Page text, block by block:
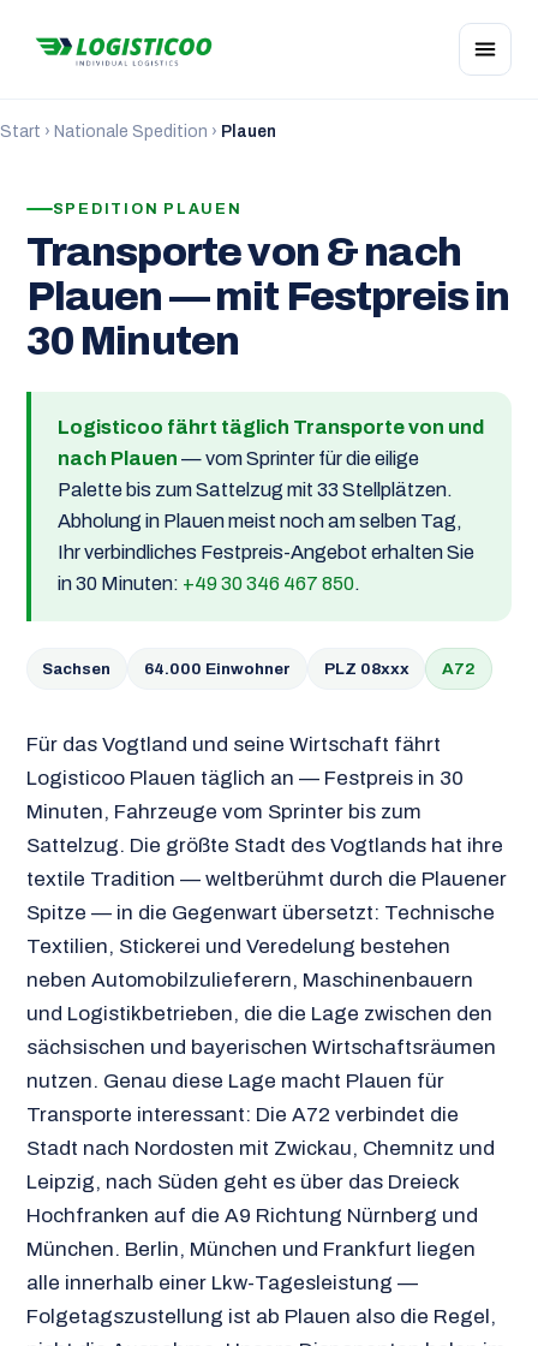
Start › Nationale Spedition › Plauen
SPEDITION PLAUEN
Transporte von & nach
Plauen — mit Festpreis in
30 Minuten
Logisticoo fährt täglich Transporte von und
nach Plauen — vom Sprinter für die eilige
Palette bis zum Sattelzug mit 33 Stellplätzen.
Abholung in Plauen meist noch am selben Tag,
Ihr verbindliches Festpreis-Angebot erhalten Sie
in 30 Minuten: +49 30 346 467 850.
Sachsen 64.000 Einwohner PLZ 08xxx A72
Für das Vogtland und seine Wirtschaft fährt
Logisticoo Plauen täglich an — Festpreis in 30
Minuten, Fahrzeuge vom Sprinter bis zum
Sattelzug. Die größte Stadt des Vogtlands hat ihre
textile Tradition — weltberühmt durch die Plauener
Spitze — in die Gegenwart übersetzt: Technische
Textilien, Stickerei und Veredelung bestehen
neben Automobilzulieferern, Maschinenbauern
und Logistikbetrieben, die die Lage zwischen den
sächsischen und bayerischen Wirtschaftsräumen
nutzen. Genau diese Lage macht Plauen für
Transporte interessant: Die A72 verbindet die
Stadt nach Nordosten mit Zwickau, Chemnitz und
Leipzig, nach Süden geht es über das Dreieck
Hochfranken auf die A9 Richtung Nürnberg und
München. Berlin, München und Frankfurt liegen
alle innerhalb einer Lkw-Tagesleistung —
Folgetagszustellung ist ab Plauen also die Regel,